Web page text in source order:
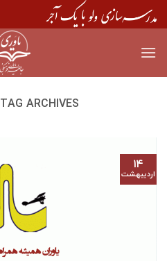
Skip
to
TAG ARCHIVES:
۱۴
اردیبهشت